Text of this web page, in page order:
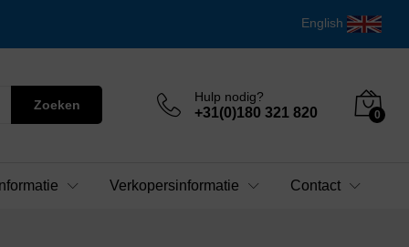
English
Zoeken
Hulp nodig?
+31(0)180 321 820 0
Verkopersinformatie Contact